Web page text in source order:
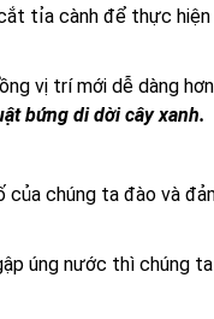
tỉa cành để thực hiện
vị trí mới dễ dàng
bứng di dời cây xanh.
của chúng ta đào và
úng nước thì chúng